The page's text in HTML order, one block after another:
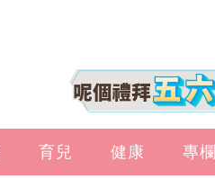
育兒 健康 專欄